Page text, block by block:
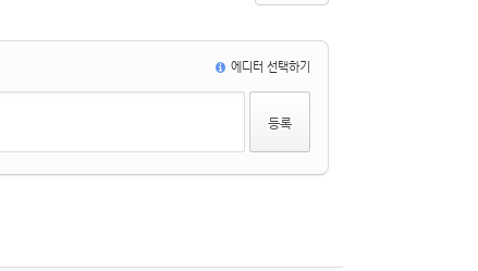
에디터 선택하기